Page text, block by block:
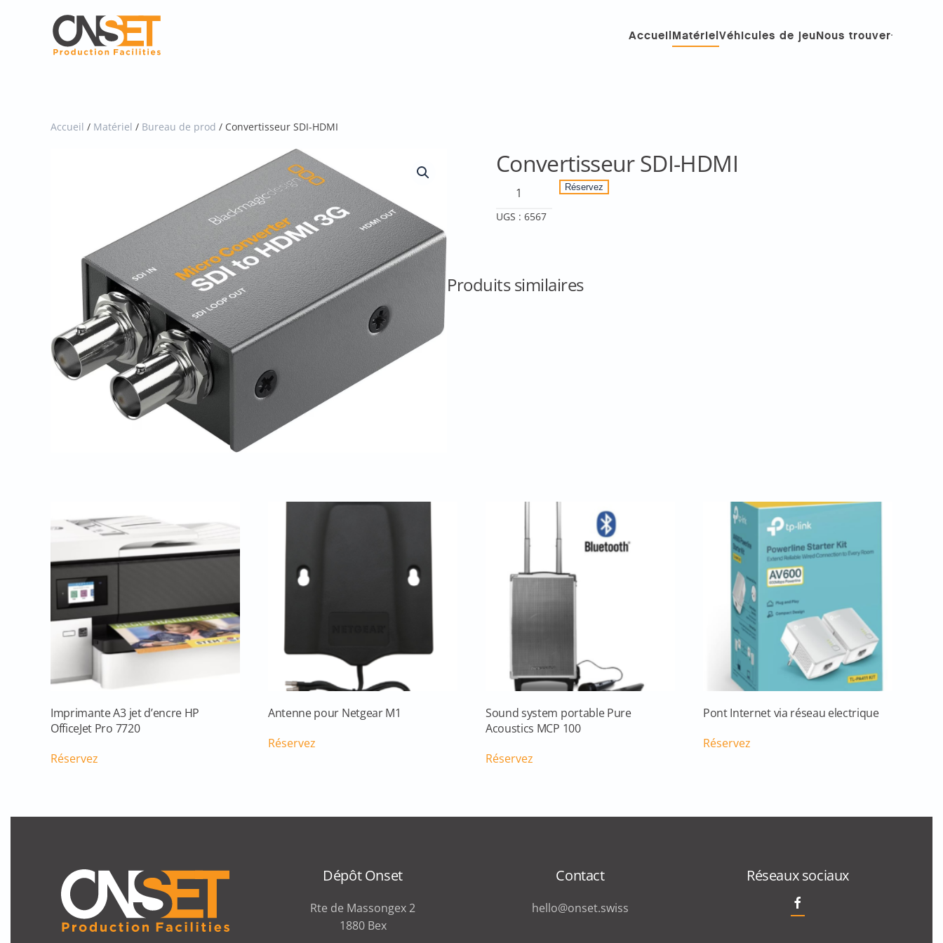
Skip
AccueilMatérielVéhicules de jeuNous trouver
Accueil / Matériel / Bureau de prod / Convertisseur SDI-HDMI
Convertisseur SDI-HDMI
quantité
Convertisseur
Réservez
UGS : 6567
Produits similaires
Imprimante A3 jet d’encre HP
OfficeJet Pro 7720
Réservez
Antenne pour Netgear M1
Réservez
Sound system portable Pure
Acoustics MCP 100
Réservez
Pont Internet via réseau electrique
Réservez
Dépôt Onset
Rte de Massongex 2
1880 Bex
Contact
hello@onset.swiss
Réseaux sociaux